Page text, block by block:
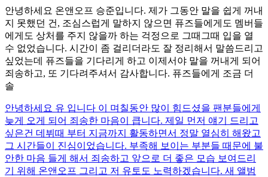
안녕하세요 온앤오프 승준입니다. 제가 그동안 말을 쉽게 꺼내
지 못했던 건, 조심스럽게 말하지 않으면 퓨즈들에게도 멤버들
에게도 상처를 주지 않을까 하는 걱정으로 그때그때 입을 열
수 없었습니다. 시간이 좀 걸리더라도 잘 정리해서 말씀드리고
싶었는데 퓨즈들을 기다리게 하고 이제서야 말을 꺼내게 되어
죄송하고, 또 기다려주셔서 감사합니다. 퓨즈들에게 조금 더
솔
안녕하세요 유 입니다 이 며칠동안 많이 힘드셨을 팬분들에게
늦게 오게 되어 죄송한 마음이 큽니다. 제일 먼저 얘기 드리고
싶은건 데뷔때 부터 지금까지 활동하면서 정말 열심히 해왔고
그 시간들이 진심이었습니다. 부족해 보이는 부분들 때문에 불
안한 마음 들게 해서 죄송하고 앞으로 더 좋은 모습 보여드리
기 위해 온앤오프 그리고 저 유토도 노력하겠습니다. 새 앨범